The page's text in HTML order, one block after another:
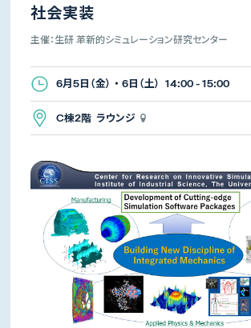
社会実装
主催：生研 革新的シミュレーション研究センター
6月5日（金） ・ 6日（土） 14:00 - 15:00
C棟2階 ラウンジ